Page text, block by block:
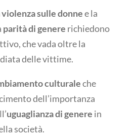
sulle donnee la
parità di genere richiedono
che vada oltre la
delle vittime.
culturaleche
dell’importanza
uguaglianza di genere in
società.